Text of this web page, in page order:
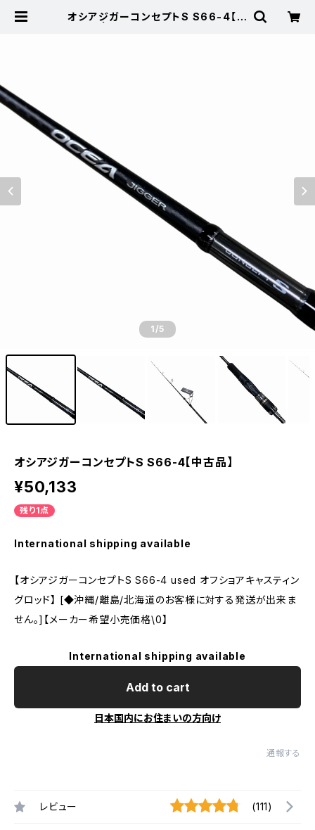
オシアジガーコンセプトS S66-4【中
1/5
オシアジガーコンセプトS S66-4【中古品】
¥50,133
残り1点
International shipping available
【オシアジガーコンセプトS S66-4 used オフショアキャスティン
グロッド】 [◆沖縄/離島/北海道のお客様に対する発送が出来ま
せん。]【メーカー希望小売価格\0】
International shipping available
Add to cart
日本国内にお住まいの方向け
通報する
レビュー (111)